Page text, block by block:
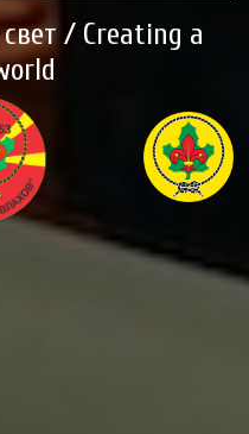
/ Creating a